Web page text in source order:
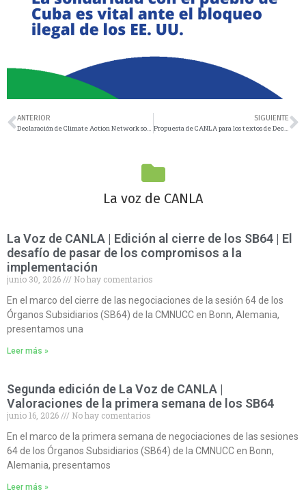
ANTERIOR
Declaración de Climate Action Network sobre los ataques de EE. UU. e Israel contra Irán
SIGUIENTE
Propuesta de CANLA para los textos de Decisión de la COP4 del Acuerdo de Escazú
La voz de CANLA
La Voz de CANLA | Edición al cierre de los SB64 | El
desafío de pasar de los compromisos a la
implementación
junio 30, 2026
No hay comentarios
En el marco del cierre de las negociaciones de la sesión 64 de los
Órganos Subsidiarios (SB64) de la CMNUCC en Bonn, Alemania,
presentamos una
Leer más »
Segunda edición de La Voz de CANLA |
Valoraciones de la primera semana de los SB64
junio 16, 2026
No hay comentarios
En el marco de la primera semana de negociaciones de las sesiones
64 de los Órganos Subsidiarios (SB64) de la CMNUCC en Bonn,
Alemania, presentamos
Leer más »